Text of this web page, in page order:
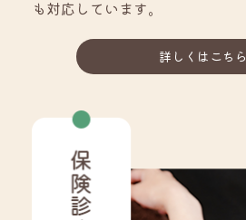
も対応しています。
詳しくはこちら